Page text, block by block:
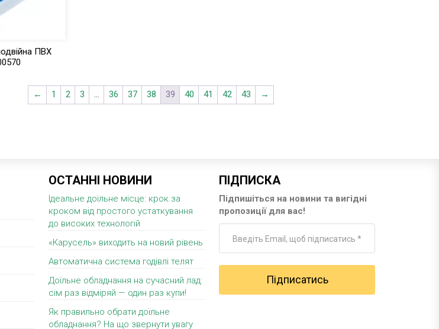
ПВХ
← 1 2 3 … 36 37 38 39 40 41 42 43 →
ОСТАННІ НОВИНИ
Ідеальне доїльне місце: крок за
кроком від простого устаткування
до високих технологій
«Карусель» виходить на новий рівень
Автоматична система годівлі телят
Доїльне обладнання на сучасний лад:
сім раз відміряй — один раз купи!
Як правильно обрати доїльне
обладнання? На що звернути увагу
ПІДПИСКА
Підпишіться на новини та вигідні
пропозиції для вас!